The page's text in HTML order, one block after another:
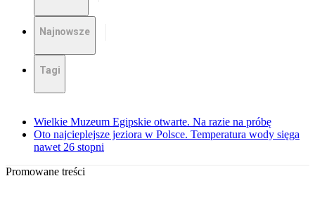
Najnowsze
Tagi
Wielkie Muzeum Egipskie otwarte. Na razie na próbę
Oto najcieplejsze jeziora w Polsce. Temperatura wody sięga
nawet 26 stopni
Promowane treści